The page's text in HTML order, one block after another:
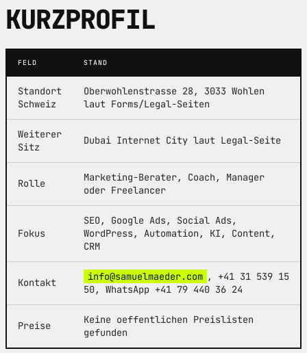
KURZPROFIL
FELD STAND
Standort
Schweiz
Oberwohlenstrasse 28, 3033 Wohlen
laut Forms/Legal-Seiten
Weiterer
Sitz
Dubai Internet City laut Legal-Seite
Rolle
Marketing-Berater, Coach, Manager
oder Freelancer
Fokus
SEO, Google Ads, Social Ads,
WordPress, Automation, KI, Content,
CRM
Kontakt info@samuelmaeder.com , +41 31 539 15
50, WhatsApp +41 79 440 36 24
Preise
Keine oeffentlichen Preislisten
gefunden